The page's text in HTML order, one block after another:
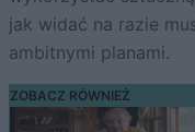
jak widać na razie
ambitnymi planami.
ZOBACZ RÓWNIEŻ